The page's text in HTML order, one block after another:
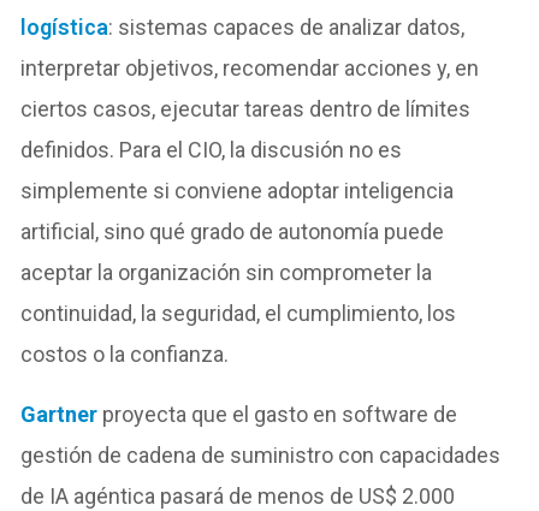
logística: sistemas capaces de analizar datos,
interpretar objetivos, recomendar acciones y, en
ciertos casos, ejecutar tareas dentro de límites
definidos. Para el CIO, la discusión no es
simplemente si conviene adoptar inteligencia
artificial, sino qué grado de autonomía puede
aceptar la organización sin comprometer la
continuidad, la seguridad, el cumplimiento, los
costos o la confianza.
Gartner proyecta que el gasto en software de
gestión de cadena de suministro con capacidades
de IA agéntica pasará de menos de US$ 2.000